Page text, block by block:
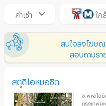
ค่าเช่า ใก
สนใจลงโฆษณ
สอบถามรา
สตูดิโอหมอชิต
ซ.พหลโยธิ
กรุงเทพม